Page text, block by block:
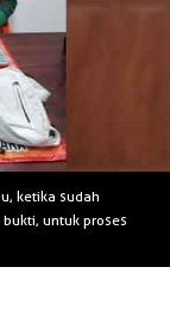
ketika sudah
untuk proses